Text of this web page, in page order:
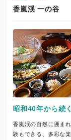
香嵐渓 一の谷
昭和40年から続
香嵐渓の自然に囲ま
験もできる、多彩な